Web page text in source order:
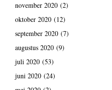
november 2020(2)
oktober 2020(12)
september 2020(7)
augustus 2020(9)
juli 2020(53)
juni 2020(24)